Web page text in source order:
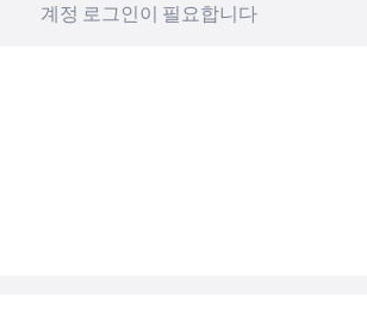
계정 로그인이 필요합니다